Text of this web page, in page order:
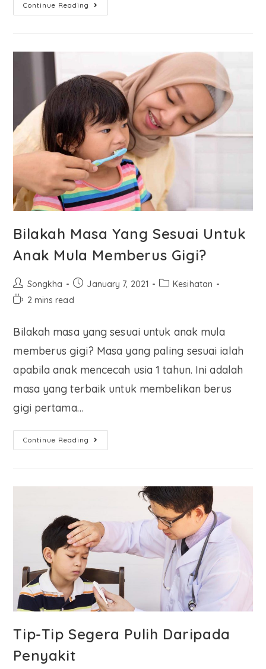
Continue Reading
Bilakah Masa Yang Sesuai Untuk
Anak Mula Memberus Gigi?
Songkha January 7, 2021
Kesihatan
2 mins read
Bilakah masa yang sesuai untuk anak mula
memberus gigi? Masa yang paling sesuai ialah
apabila anak mencecah usia 1 tahun. Ini adalah
masa yang terbaik untuk membelikan berus
gigi pertama…
Continue Reading
Tip-Tip Segera Pulih Daripada
Penyakit